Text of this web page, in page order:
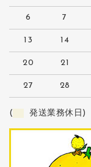
6 7
13 14
20 21
27 28
( 発送業務休日)